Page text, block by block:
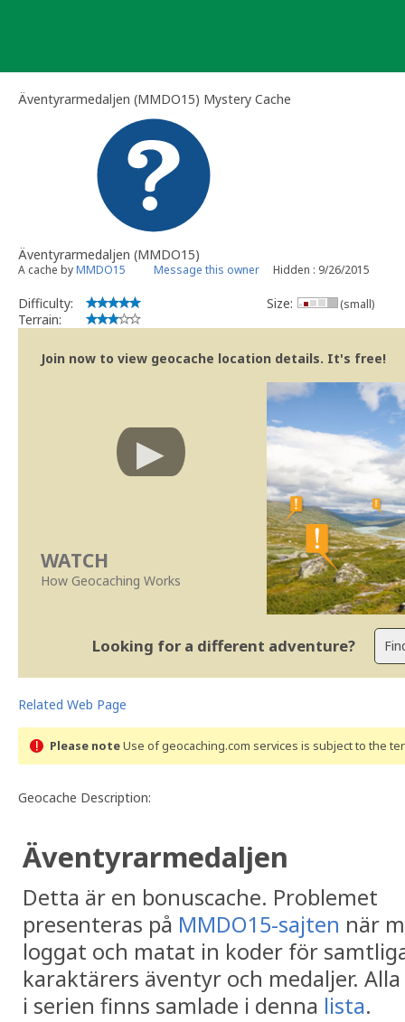
Äventyrarmedaljen (MMDO15) Mystery Cache
Äventyrarmedaljen (MMDO15)
A cache byMMDO15 Message this owner Hidden : 9/26/2015
Difficulty:
Terrain:
Size: (small)
Join now to view geocache location details. It's free!
WATCH
How Geocaching Works
Looking for a different adventure?
Related Web Page
Please noteUse of geocaching.com services is subject to the
Geocache Description:
Äventyrarmedaljen
Detta är en bonuscache. Problemet
presenteras på MMDO15-sajten när
loggat och matat in koder för
karaktärers äventyr och medaljer.
i serien finns samlade i denna lista.